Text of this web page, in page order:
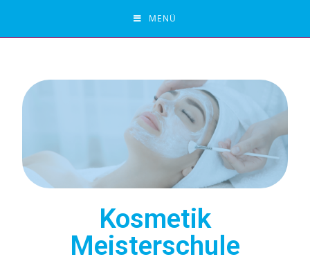
MENÜ
Kosmetik
Meisterschule